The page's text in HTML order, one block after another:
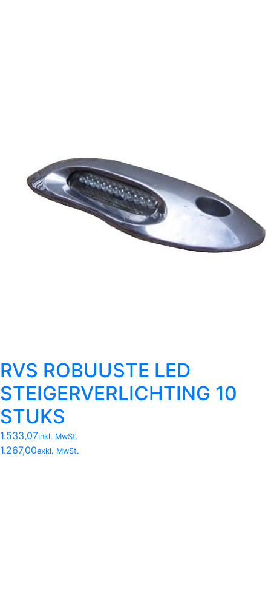
RVS ROBUUSTE LED
STEIGERVERLICHTING 10
STUKS
1.533,07inkl. MwSt.
1.267,00exkl. MwSt.